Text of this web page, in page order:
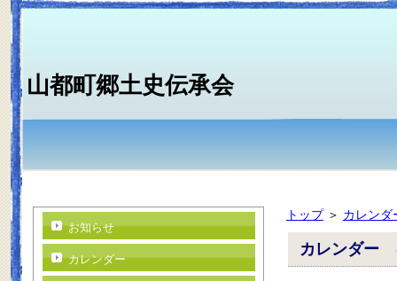
山都町郷土史伝承会
トップ＞ カレンダ
カレンダー
お知らせ
カレンダー